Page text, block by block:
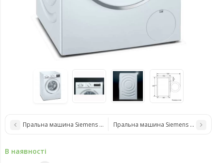
Пральна машина Siemens WM14UQ1EPLПральна машина Siemens
В наявності